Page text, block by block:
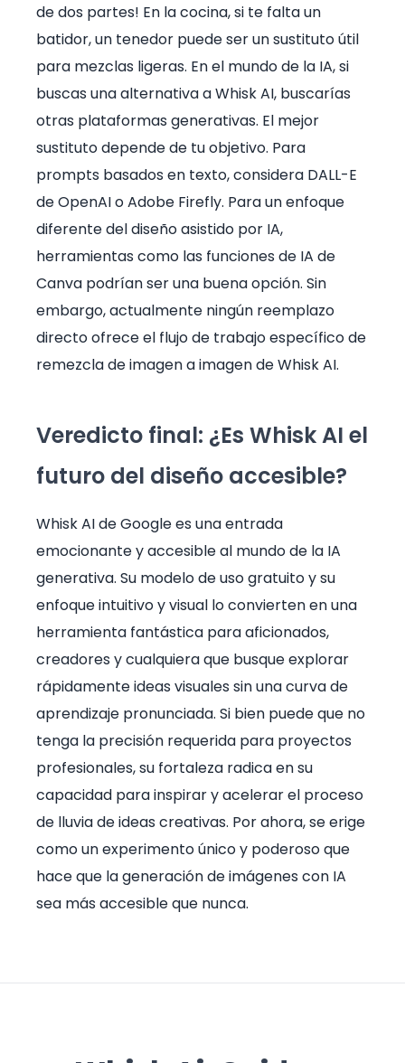
de dos partes! En la cocina, si te falta un
batidor, un tenedor puede ser un sustituto útil
para mezclas ligeras. En el mundo de la IA, si
buscas una alternativa a Whisk AI, buscarías
otras plataformas generativas. El mejor
sustituto depende de tu objetivo. Para
prompts basados en texto, considera DALL-E
de OpenAI o Adobe Firefly. Para un enfoque
diferente del diseño asistido por IA,
herramientas como las funciones de IA de
Canva podrían ser una buena opción. Sin
embargo, actualmente ningún reemplazo
directo ofrece el flujo de trabajo específico de
remezcla de imagen a imagen de Whisk AI.
Veredicto final: ¿Es Whisk AI el
futuro del diseño accesible?
Whisk AI de Google es una entrada
emocionante y accesible al mundo de la IA
generativa. Su modelo de uso gratuito y su
enfoque intuitivo y visual lo convierten en una
herramienta fantástica para aficionados,
creadores y cualquiera que busque explorar
rápidamente ideas visuales sin una curva de
aprendizaje pronunciada. Si bien puede que no
tenga la precisión requerida para proyectos
profesionales, su fortaleza radica en su
capacidad para inspirar y acelerar el proceso
de lluvia de ideas creativas. Por ahora, se erige
como un experimento único y poderoso que
hace que la generación de imágenes con IA
sea más accesible que nunca.